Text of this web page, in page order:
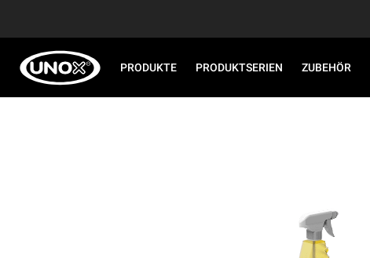
PRODUKTE PRODUKTSERIEN ZUBEHÖR